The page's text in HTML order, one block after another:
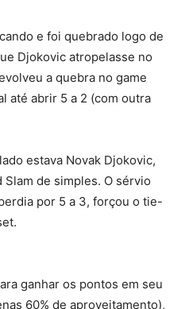
e foi quebrado logo de
Djokovic atropelasse no
a quebra no game
até abrir 5 a 2 (com outra
estava Novak Djokovic,
de simples. O sérvio
por 5 a 3, forçou o tie-
ganhar os pontos em seu
60% de aproveitamento),